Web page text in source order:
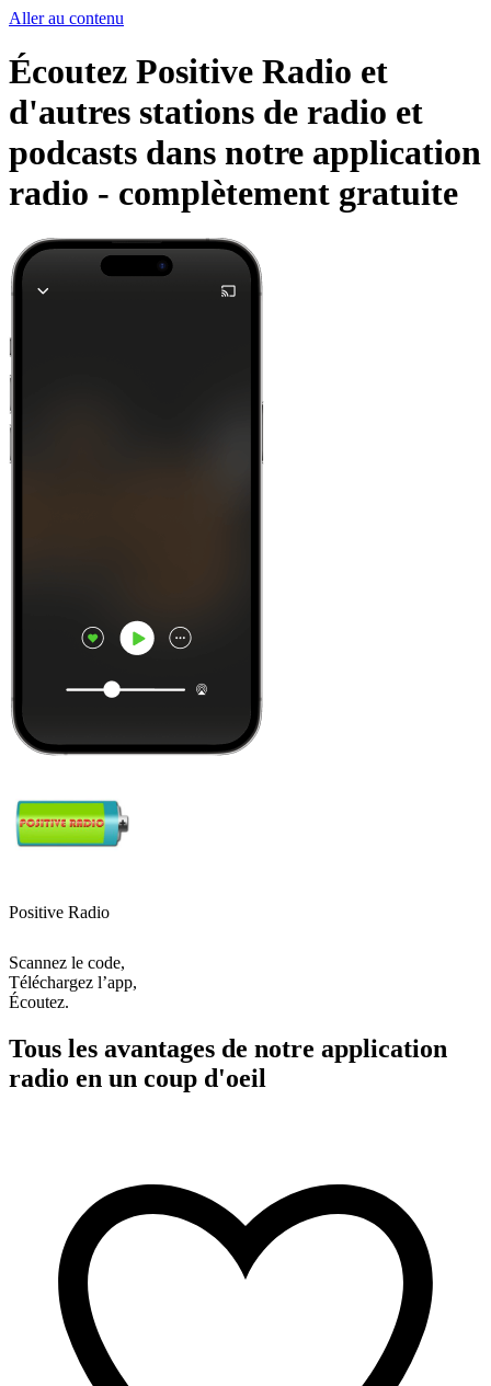
Aller au contenu
Écoutez Positive Radio et
d'autres stations de radio et
podcasts dans notre application
radio - complètement gratuite
Positive Radio
Scannez le code,
Téléchargez l’app,
Écoutez.
Tous les avantages de notre application
radio en un coup d'oeil